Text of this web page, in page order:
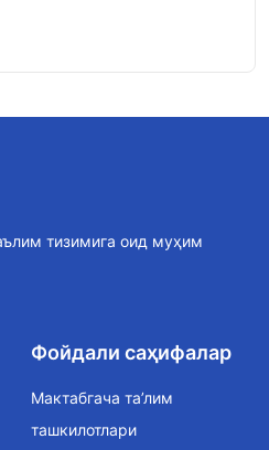
тизимига оид муҳим
Фойдали саҳифалар
Мактабгача та’лим
ташкилотлари